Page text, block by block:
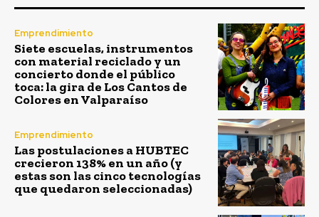
Emprendimiento
Siete escuelas, instrumentos
con material reciclado y un
concierto donde el público
toca: la gira de Los Cantos de
Colores en Valparaíso
Emprendimiento
Las postulaciones a HUBTEC
crecieron 138% en un año (y
estas son las cinco tecnologías
que quedaron seleccionadas)